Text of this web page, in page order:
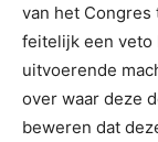
van het Congres
feitelijk een veto
uitvoerende
over waar deze
beweren dat